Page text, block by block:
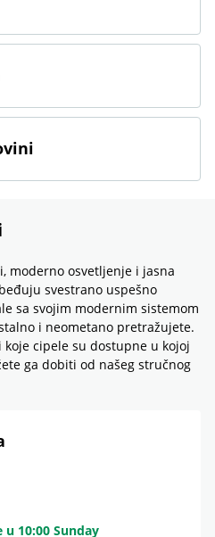
moderno osvetljenje i jasna
svestrano uspešno
sa svojim modernim sistemom
i neometano pretražujete.
cipele su dostupne u kojoj
ga dobiti od našeg stručnog
u 10:00 Sunday